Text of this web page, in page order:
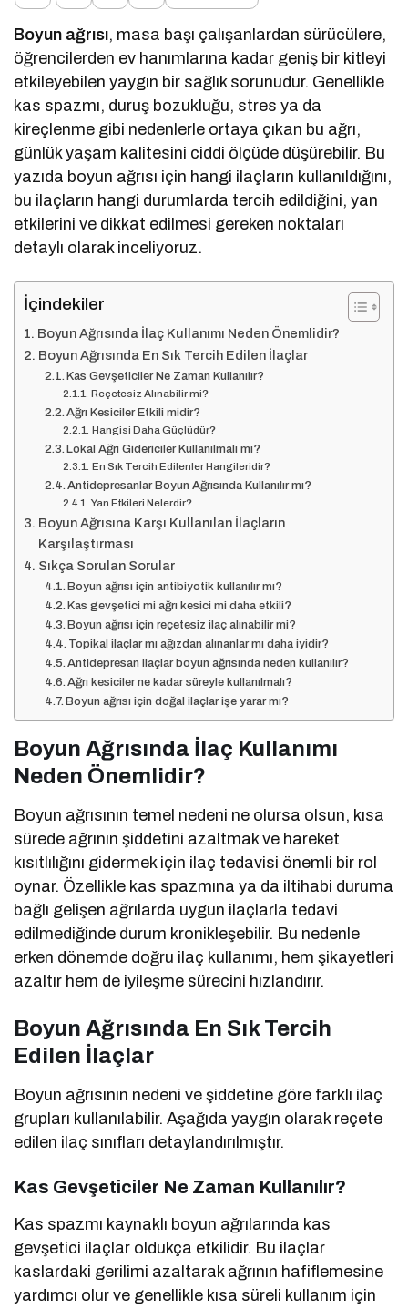
Boyun ağrısı, masa başı çalışanlardan sürücülere,
öğrencilerden ev hanımlarına kadar geniş bir kitleyi
etkileyebilen yaygın bir sağlık sorunudur. Genellikle
kas spazmı, duruş bozukluğu, stres ya da
kireçlenme gibi nedenlerle ortaya çıkan bu ağrı,
günlük yaşam kalitesini ciddi ölçüde düşürebilir. Bu
yazıda boyun ağrısı için hangi ilaçların kullanıldığını,
bu ilaçların hangi durumlarda tercih edildiğini, yan
etkilerini ve dikkat edilmesi gereken noktaları
detaylı olarak inceliyoruz.
İçindekiler
Boyun Ağrısında İlaç Kullanımı Neden Önemlidir?
Boyun Ağrısında En Sık Tercih Edilen İlaçlar
Kas Gevşeticiler Ne Zaman Kullanılır?
Reçetesiz Alınabilir mi?
Ağrı Kesiciler Etkili midir?
Hangisi Daha Güçlüdür?
Lokal Ağrı Gidericiler Kullanılmalı mı?
En Sık Tercih Edilenler Hangileridir?
Antidepresanlar Boyun Ağrısında Kullanılır mı?
Yan Etkileri Nelerdir?
Boyun Ağrısına Karşı Kullanılan İlaçların
Karşılaştırması
Sıkça Sorulan Sorular
Boyun ağrısı için antibiyotik kullanılır mı?
Kas gevşetici mi ağrı kesici mi daha etkili?
Boyun ağrısı için reçetesiz ilaç alınabilir mi?
Topikal ilaçlar mı ağızdan alınanlar mı daha iyidir?
Antidepresan ilaçlar boyun ağrısında neden kullanılır?
Ağrı kesiciler ne kadar süreyle kullanılmalı?
Boyun ağrısı için doğal ilaçlar işe yarar mı?
Boyun Ağrısında İlaç Kullanımı
Neden Önemlidir?
Boyun ağrısının temel nedeni ne olursa olsun, kısa
sürede ağrının şiddetini azaltmak ve hareket
kısıtlılığını gidermek için ilaç tedavisi önemli bir rol
oynar. Özellikle kas spazmına ya da iltihabi duruma
bağlı gelişen ağrılarda uygun ilaçlarla tedavi
edilmediğinde durum kronikleşebilir. Bu nedenle
erken dönemde doğru ilaç kullanımı, hem şikayetleri
azaltır hem de iyileşme sürecini hızlandırır.
Boyun Ağrısında En Sık Tercih
Edilen İlaçlar
Boyun ağrısının nedeni ve şiddetine göre farklı ilaç
grupları kullanılabilir. Aşağıda yaygın olarak reçete
edilen ilaç sınıfları detaylandırılmıştır.
Kas Gevşeticiler Ne Zaman Kullanılır?
Kas spazmı kaynaklı boyun ağrılarında kas
gevşetici ilaçlar oldukça etkilidir. Bu ilaçlar
kaslardaki gerilimi azaltarak ağrının hafiflemesine
yardımcı olur ve genellikle kısa süreli kullanım için